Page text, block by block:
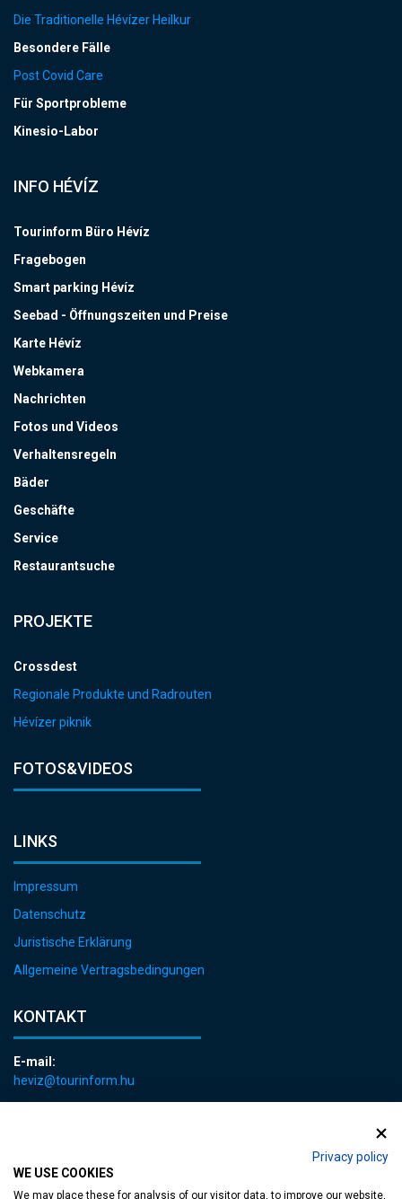
Privacy policy
WE USE COOKIES
We may place these for analysis of our visitor data, to improve our website,
Die Traditionelle Hévízer Heilkur
Besondere Fälle
Post Covid Care
Für Sportprobleme
Kinesio-Labor
INFO HÉVÍZ
Tourinform Büro Hévíz
Fragebogen
Smart parking Hévíz
Seebad - Öffnungszeiten und Preise
Karte Hévíz
Webkamera
Nachrichten
Fotos und Videos
Verhaltensregeln
Bäder
Geschäfte
Service
Restaurantsuche
PROJEKTE
Crossdest
Regionale Produkte und Radrouten
Hévízer piknik
FOTOS&VIDEOS
LINKS
Impressum
Datenschutz
Juristische Erklärung
Allgemeine Vertragsbedingungen
KONTAKT
E-mail:
heviz@tourinform.hu